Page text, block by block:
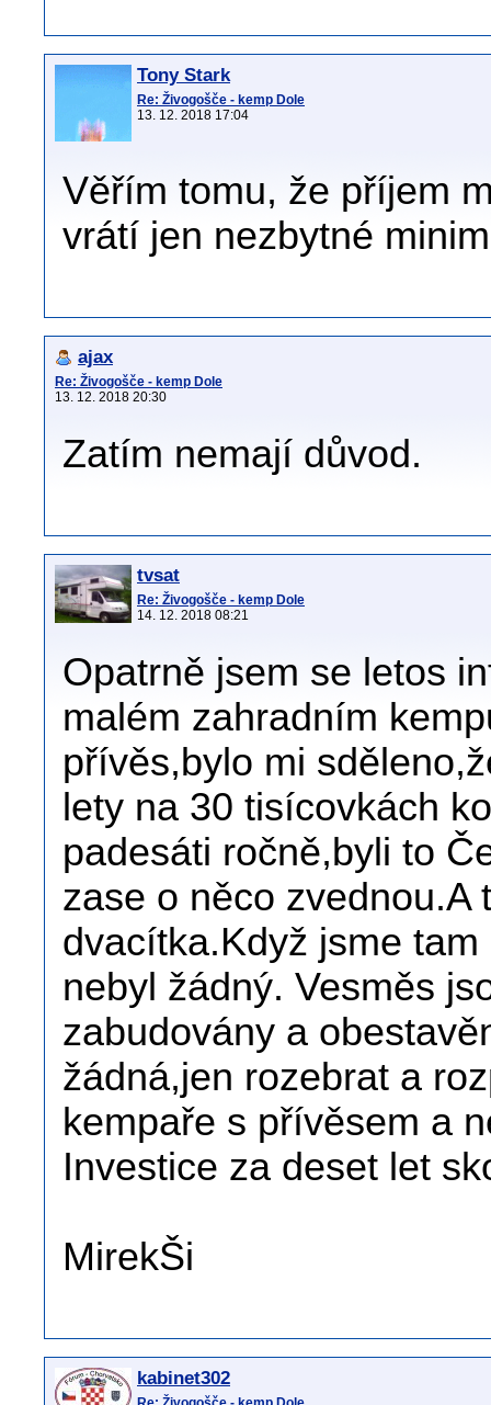
Tony Stark
Re: Živogošče - kemp Dole
13. 12. 2018 17:04
Věřím tomu, že příjem
vrátí jen nezbytné
ajax
Re: Živogošče - kemp Dole
13. 12. 2018 20:30
Zatím nemají důvod.
tvsat
Re: Živogošče - kemp Dole
14. 12. 2018 08:21
Opatrně jsem se letos
malém zahradním
přívěs,bylo mi
lety na 30 tisícovkách
padesáti ročně,byli to
zase o něco zvednou.A
dvacítka.Když jsme
nebyl žádný. Vesměs
zabudovány a
žádná,jen rozebrat a
kempaře s přívěsem a
Investice za deset let
MirekŠi
kabinet302